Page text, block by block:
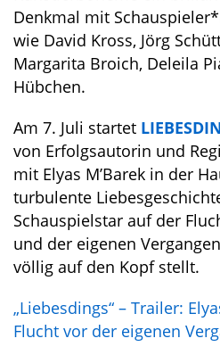
Denkmal mit
wie David Kross, Jörg
Margarita Broich, Deleila
Hübchen.
Am 7. Juli startet
von Erfolgsautorin und
mit Elyas M’Barek in der
turbulente
Schauspielstar auf der
und der eigenen
völlig auf den Kopf stellt.
„Liebesdings“ – Trailer:
Flucht vor der eigenen